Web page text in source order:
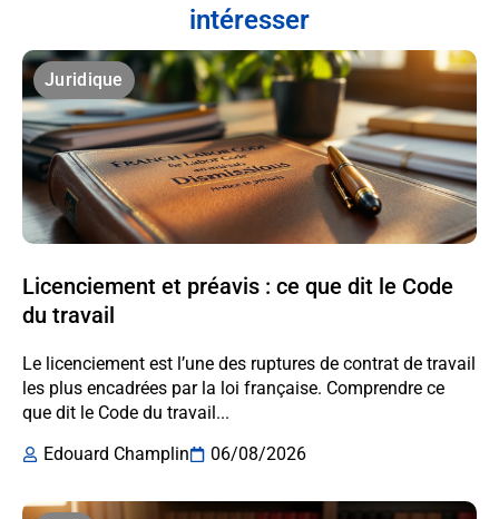
intéresser
Juridique
Licenciement et préavis : ce que dit le Code
du travail
Le licenciement est l’une des ruptures de contrat de travail
les plus encadrées par la loi française. Comprendre ce
que dit le Code du travail...
Edouard Champlin
06/08/2026